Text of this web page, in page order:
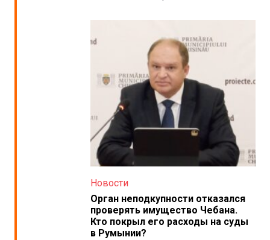
Новости
Орган неподкупности отказался
проверять имущество Чебана.
Кто покрыл его расходы на суды
в Румынии?